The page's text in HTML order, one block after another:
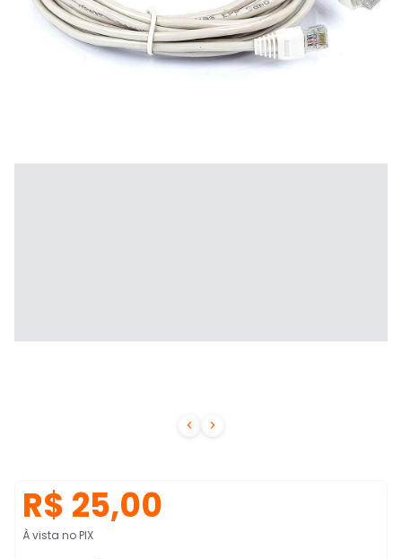
 
R$ 25,00
À vista no PIX